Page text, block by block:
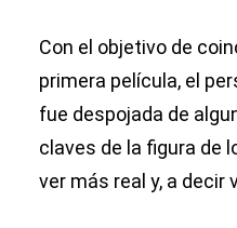
Con el objetivo de
primera película, el
fue despojada de
claves de la figura de
ver más real y, a decir